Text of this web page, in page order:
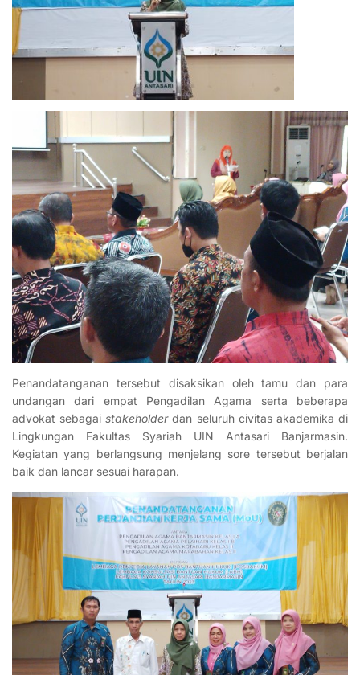
Penandatanganan tersebut disaksikan oleh tamu dan para
undangan dari empat Pengadilan Agama serta beberapa
advokat sebagaistakeholderdan seluruh civitas akademika di
Lingkungan Fakultas Syariah UIN Antasari Banjarmasin.
Kegiatan yang berlangsung menjelang sore tersebut berjalan
baik dan lancar sesuai harapan.